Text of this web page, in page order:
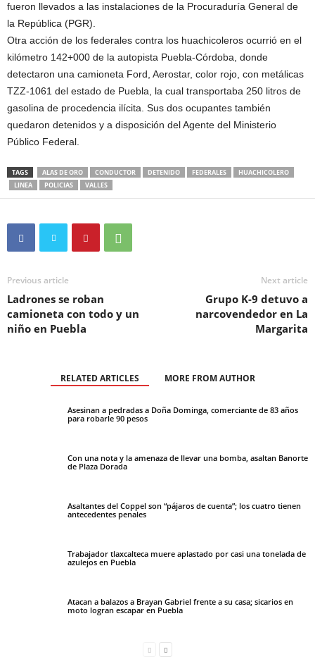
fueron llevados a las instalaciones de la Procuraduría General de
la República (PGR).
Otra acción de los federales contra los huachicoleros ocurrió en el
kilómetro 142+000 de la autopista Puebla-Córdoba, donde
detectaron una camioneta Ford, Aerostar, color rojo, con metálicas
TZZ-1061 del estado de Puebla, la cual transportaba 250 litros de
gasolina de procedencia ilícita. Sus dos ocupantes también
quedaron detenidos y a disposición del Agente del Ministerio
Público Federal.
TAGS ALAS DE ORO CONDUCTOR DETENIDO FEDERALES
HUACHICOLERO
LINEA
POLICIAS VALLES
Previous article
Ladrones se roban
camioneta con todo y un
niño en Puebla
Next article
Grupo K-9 detuvo a
narcovendedor en La
Margarita
RELATED ARTICLES MORE FROM AUTHOR
Asesinan a pedradas a Doña Dominga, comerciante de 83 años
para robarle 90 pesos
Con una nota y la amenaza de llevar una bomba, asaltan Banorte
de Plaza Dorada
Asaltantes del Coppel son “pájaros de cuenta”; los cuatro tienen
antecedentes penales
Trabajador tlaxcalteca muere aplastado por casi una tonelada de
azulejos en Puebla
Atacan a balazos a Brayan Gabriel frente a su casa; sicarios en
moto logran escapar en Puebla